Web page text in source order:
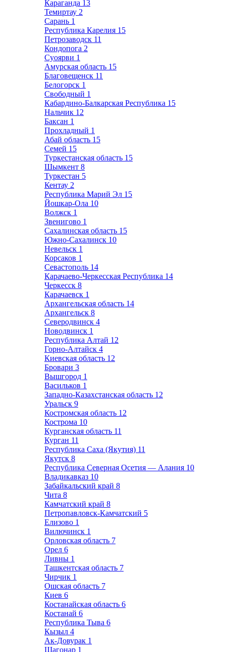
Караганда 13
Темиртау 2
Сарань 1
Республика Карелия 15
Петрозаводск 11
Кондопога 2
Суоярви 1
Амурская область 15
Благовещенск 11
Белогорск 1
Свободный 1
Кабардино-Балкарская Республика 15
Нальчик 12
Баксан 1
Прохладный 1
Абай область 15
Семей 15
Туркестанская область 15
Шымкент 8
Туркестан 5
Кентау 2
Республика Марий Эл 15
Йошкар-Ола 10
Волжск 1
Звенигово 1
Сахалинская область 15
Южно-Сахалинск 10
Невельск 1
Корсаков 1
Севастополь 14
Карачаево-Черкесская Республика 14
Черкесск 8
Карачаевск 1
Архангельская область 14
Архангельск 8
Северодвинск 4
Новодвинск 1
Республика Алтай 12
Горно-Алтайск 4
Киевская область 12
Бровари 3
Вышгород 1
Васильков 1
Западно-Казахстанская область 12
Уральск 9
Костромская область 12
Кострома 10
Курганская область 11
Курган 11
Республика Саха (Якутия) 11
Якутск 8
Республика Северная Осетия — Алания 10
Владикавказ 10
Забайкальский край 8
Чита 8
Камчатский край 8
Петропавловск-Камчатский 5
Елизово 1
Вилючинск 1
Орловская область 7
Орел 6
Ливны 1
Ташкентская область 7
Чирчик 1
Ошская область 7
Киев 6
Костанайская область 6
Костанай 6
Республика Тыва 6
Кызыл 4
Ак-Довурак 1
Шагонар 1